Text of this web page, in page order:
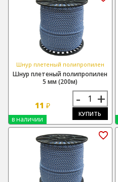
Шнур плетеный полипропилен
Шнур плетеный полипропилен
5 мм (200м)
11 ₽ - +
КУПИТЬ
в наличии